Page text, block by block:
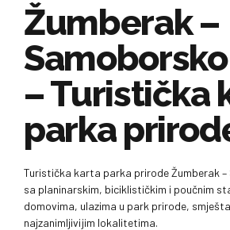
Žumberak –
– Turistička
parka
Turistička karta parka prirode Žumberak
sa planinarskim, biciklističkim i poučnim
domovima, ulazima u park prirode,
najzanimljivijim lokalitetima.